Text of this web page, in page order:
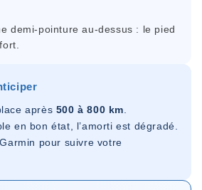
demi-pointure au-dessus : le pied
après 500 à 800 km
en bon état, l’amorti est dégradé.
pour suivre votre